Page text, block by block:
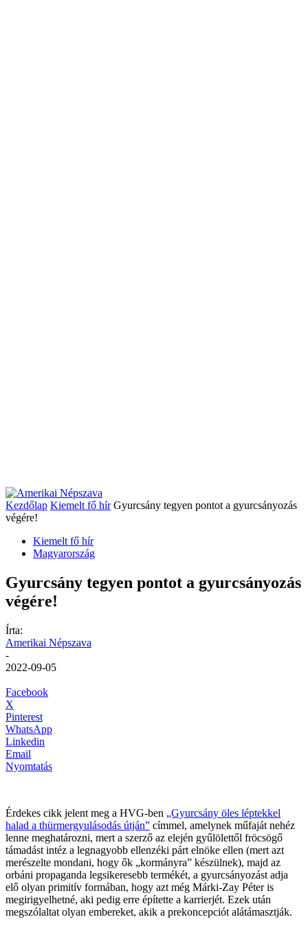
Kezdőlap Kiemelt fő hír Gyurcsány tegyen pontot a gyurcsányozás
végére!
Kiemelt fő hír
Magyarország
Gyurcsány tegyen pontot a gyurcsányozás
végére!
Írta:
Amerikai Népszava
-
2022-09-05
Facebook
X
Pinterest
WhatsApp
Linkedin
Email
Nyomtatás
Érdekes cikk jelent meg a HVG-ben „Gyurcsány öles léptekkel
halad a thürmergyulásodás útján” címmel, amelynek műfaját nehéz
lenne meghatározni, mert a szerző az elején gyűlölettől fröcsögő
támadást intéz a legnagyobb ellenzéki párt elnöke ellen (mert azt
merészelte mondani, hogy ők „kormányra” készülnek), majd az
orbáni propaganda legsikeresebb termékét, a gyurcsányozást adja
elő olyan primitív formában, hogy azt még Márki-Zay Péter is
megirigyelhetné, aki pedig erre építette a karrierjét. Ezek után
megszólaltat olyan embereket, akik a prekoncepciót alátámasztják.